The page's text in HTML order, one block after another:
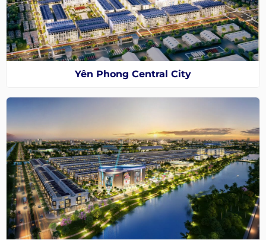
Yên Phong Central City